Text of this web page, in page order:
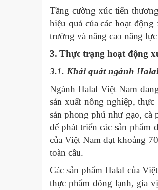
Tăng cường xúc tiến
hiệu quả của các hoạt
trường và nâng cao năng
3. Thực trạng hoạt động
3.1. Khái quát ngành
Ngành Halal Việt Nam
sản xuất nông nghiệp,
sản phong phú như gạo, cà
để phát triển các sản
của Việt Nam đạt khoảng
toàn cầu.
Các sản phẩm Halal của
thực phẩm đông lạnh, gia